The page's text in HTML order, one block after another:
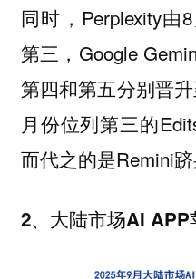
同时，Perplexity由
第三，Google
第四和第五分别晋
月份位列第三的
而代之的是Remini跻
2、大陆市场AI